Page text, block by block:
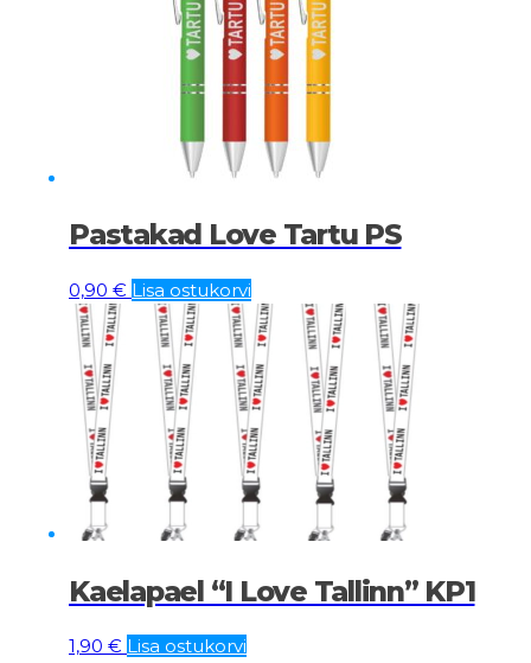
Pastakad Love Tartu PS
0,90 € Lisa ostukorvi
Kaelapael “I Love Tallinn” KP1
1,90 € Lisa ostukorvi